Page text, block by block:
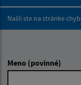
Našli ste na stránke
Meno (povinné)